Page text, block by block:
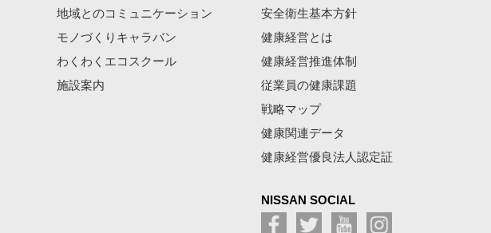
地域とのコミュニケーション
モノづくりキャラバン
わくわくエコスクール
施設案内
安全衛生基本方針
健康経営とは
健康経営推進体制
従業員の健康課題
戦略マップ
健康関連データ
健康経営優良法人認定証
NISSAN SOCIAL